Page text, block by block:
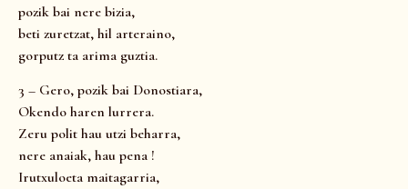
pozik bai nere bizia,
beti zuretzat, hil arteraino,
gorputz ta arima guztia.
3 – Gero, pozik bai Donostiara,
Okendo haren lurrera.
Zeru polit hau utzi beharra,
nere anaiak, hau pena !
Irutxuloeta maitagarria,